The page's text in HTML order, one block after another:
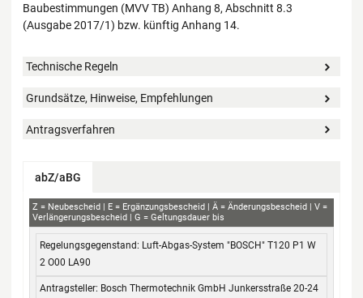
Baubestimmungen (MVV TB) Anhang 8, Abschnitt 8.3
(Ausgabe 2017/1) bzw. künftig Anhang 14.
Technische Regeln
Grundsätze, Hinweise, Empfehlungen
Antragsverfahren
abZ/aBG
aBG
Z Neubescheid E Ergänzungsbescheid Ä Änderungsbescheid
V
Verlängerungsbescheid
G Geltungsdauer bis
von / bis
Luft-Abgas-System "BOSCH" T120 P1 W
2 O00 LA90
Bosch Thermotechnik GmbH Junkersstraße 20-24